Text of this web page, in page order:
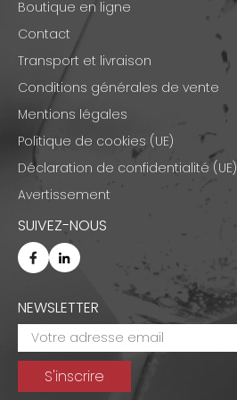
Boutique en ligne
Contact
Transport et livraison
Conditions générales de vente
Mentions légales
Politique de cookies (UE)
Déclaration de confidentialité (UE)
Avertissement
SUIVEZ-NOUS
NEWSLETTER